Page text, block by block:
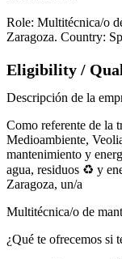
Role: Multitécnica/o
Zaragoza. Country:
Eligibility /
Descripción de la
Como referente de la
Medioambiente,
mantenimiento y
agua, residuos ♻ y
Zaragoza, un/a
Multitécnica/o de
¿Qué te ofrecemos si